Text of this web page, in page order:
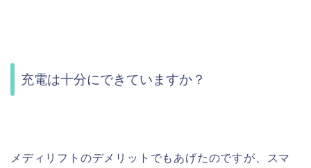
充電は十分にできていますか？
メディリフトのデメリットでもあげたのですが、スマ